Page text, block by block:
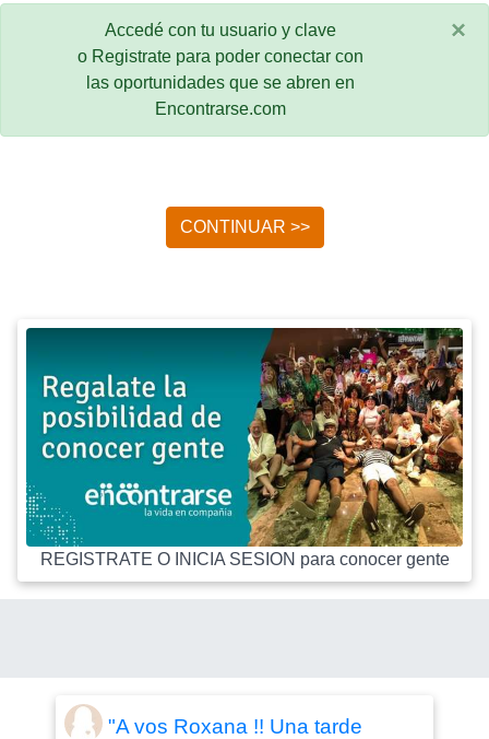
Accedé con tu usuario y clave
o Registrate para poder conectar con
las oportunidades que se abren en
Encontrarse.com
×
CONTINUAR >>
REGISTRATE O INICIA SESION para conocer gente
"A vos Roxana !! Una tarde